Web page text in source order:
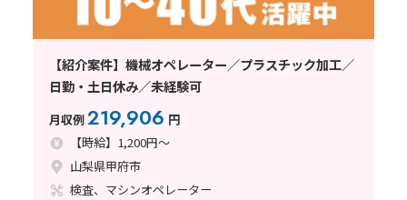
【紹介案件】機械オペレーター／プラスチック加工／
日勤・土日休み／未経験可
月収例219,906 円
【時給】1,200円～
山梨県甲府市
検査、マシンオペレーター